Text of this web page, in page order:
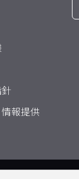
報提供